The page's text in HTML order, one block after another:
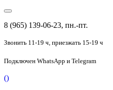
8 (965) 139-06-23, пн.-пт.
Звонить 11-19 ч, приезжать 15-19 ч
Подключен WhatsApp и Telegram
()